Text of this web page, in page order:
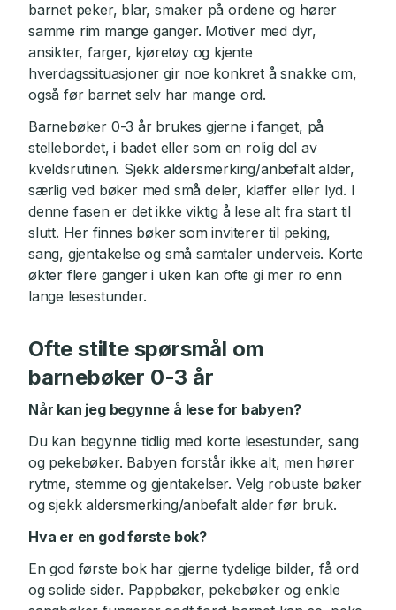
barnet peker, blar, smaker på ordene og hører
samme rim mange ganger. Motiver med dyr,
ansikter, farger, kjøretøy og kjente
hverdagssituasjoner gir noe konkret å snakke om,
også før barnet selv har mange ord.
Barnebøker 0-3 år brukes gjerne i fanget, på
stellebordet, i badet eller som en rolig del av
kveldsrutinen. Sjekk aldersmerking/anbefalt alder,
særlig ved bøker med små deler, klaffer eller lyd. I
denne fasen er det ikke viktig å lese alt fra start til
slutt. Her finnes bøker som inviterer til peking,
sang, gjentakelse og små samtaler underveis. Korte
økter flere ganger i uken kan ofte gi mer ro enn
lange lesestunder.
Ofte stilte spørsmål om
barnebøker 0-3 år
Når kan jeg begynne å lese for babyen?
Du kan begynne tidlig med korte lesestunder, sang
og pekebøker. Babyen forstår ikke alt, men hører
rytme, stemme og gjentakelser. Velg robuste bøker
og sjekk aldersmerking/anbefalt alder før bruk.
Hva er en god første bok?
En god første bok har gjerne tydelige bilder, få ord
og solide sider. Pappbøker, pekebøker og enkle